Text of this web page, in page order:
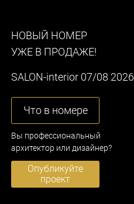
НОВЫЙ НОМЕР
УЖЕ В ПРОДАЖЕ!
SALON-interior 07/08 2026
Что в номере
Вы профессиональный
архитектор или дизайнер?
Опубликуйте
проект